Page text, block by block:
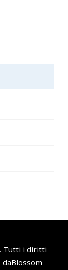
. Tutti i diritti
daBlossom